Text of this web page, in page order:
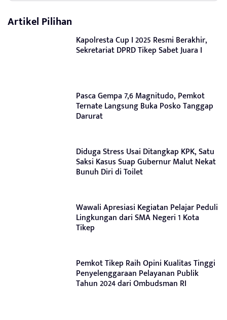
Artikel Pilihan
Kapolresta Cup I 2025 Resmi Berakhir,
Sekretariat DPRD Tikep Sabet Juara I
Pasca Gempa 7,6 Magnitudo, Pemkot
Ternate Langsung Buka Posko Tanggap
Darurat
Diduga Stress Usai Ditangkap KPK, Satu
Saksi Kasus Suap Gubernur Malut Nekat
Bunuh Diri di Toilet
Wawali Apresiasi Kegiatan Pelajar Peduli
Lingkungan dari SMA Negeri 1 Kota
Tikep
Pemkot Tikep Raih Opini Kualitas Tinggi
Penyelenggaraan Pelayanan Publik
Tahun 2024 dari Ombudsman RI